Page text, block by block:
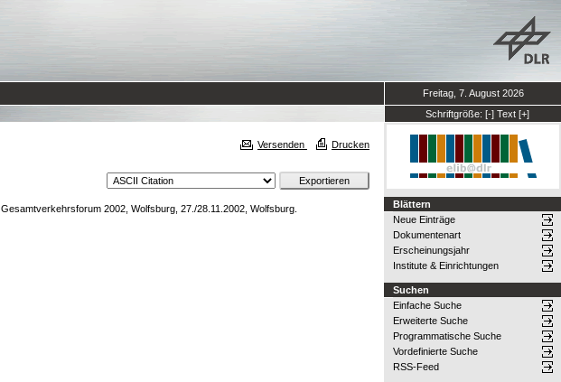
Freitag, 7. August 2026
Schriftgröße: [-] Text [+]
Versenden Drucken
Gesamtverkehrsforum 2002, Wolfsburg, 27./28.11.2002, Wolfsburg.
Blättern
Neue Einträge
Dokumentenart
Erscheinungsjahr
Institute & Einrichtungen
Suchen
Einfache Suche
Erweiterte Suche
Programmatische Suche
Vordefinierte Suche
RSS-Feed